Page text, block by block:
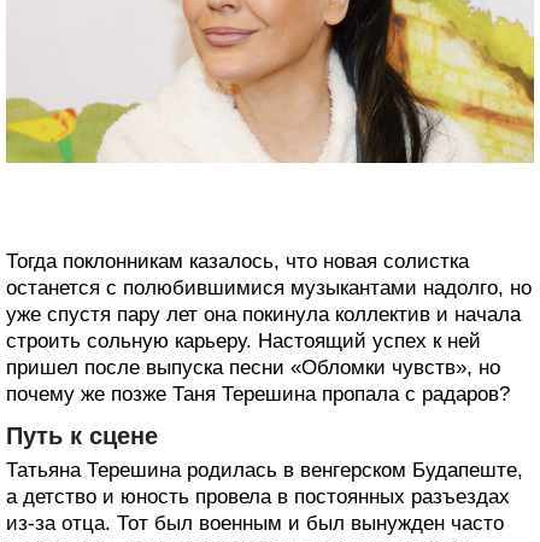
Тогда поклонникам казалось, что новая солистка
останется с полюбившимися музыкантами надолго, но
уже спустя пару лет она покинула коллектив и начала
строить сольную карьеру. Настоящий успех к ней
пришел после выпуска песни «Обломки чувств», но
почему же позже Таня Терешина пропала с радаров?
Путь к сцене
Татьяна Терешина родилась в венгерском Будапеште,
а детство и юность провела в постоянных разъездах
из-за отца. Тот был военным и был вынужден часто